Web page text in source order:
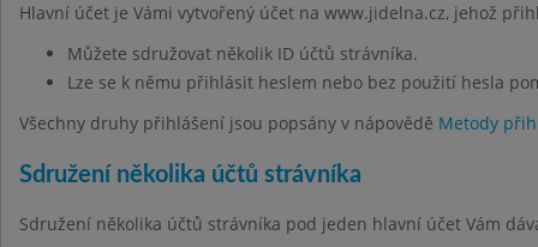
Hlavní účet je Vámi vytvořený účet na www.jidelna.cz, jehož
Můžete sdružovat několik ID účtů strávníka.
Lze se k němu přihlásit heslem nebo bez použití hesla
Všechny druhy přihlášení jsou popsány v nápovědě Metody
Sdružení několika účtů strávníka
Sdružení několika účtů strávníka pod jeden hlavní účet Vám